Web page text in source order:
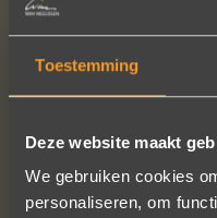
Toestemming
Deze website maakt
We gebruiken cookies
personaliseren, om